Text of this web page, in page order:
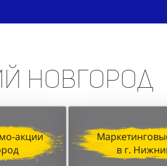
Новгород
акции
в г.